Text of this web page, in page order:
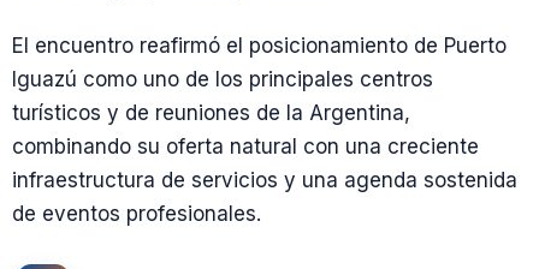
El encuentro reafirmó el posicionamiento de Puerto
Iguazú como uno de los principales centros
turísticos y de reuniones de la Argentina,
combinando su oferta natural con una creciente
infraestructura de servicios y una agenda sostenida
de eventos profesionales.